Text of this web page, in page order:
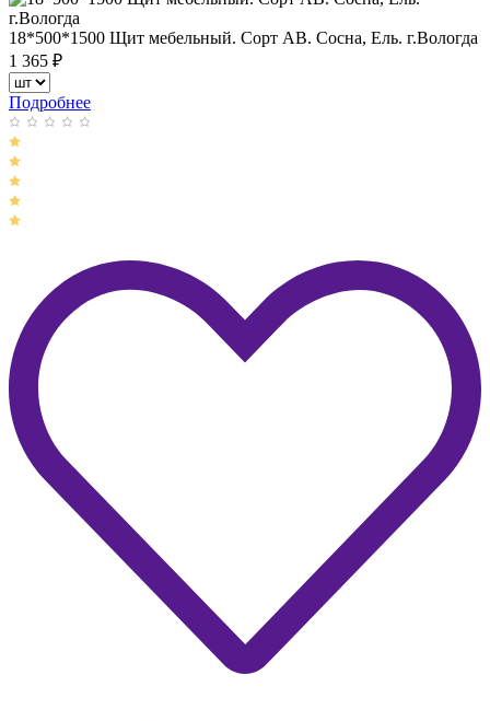
18*500*1500 Щит мебельный. Сорт АВ. Сосна, Ель. г.Вологда
1 365 ₽
Подробнее